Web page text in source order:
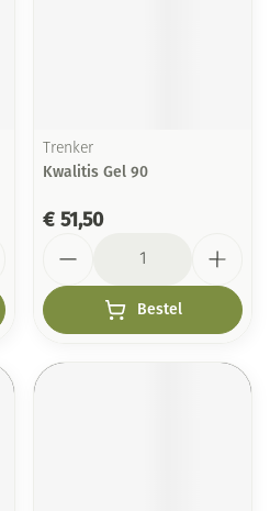
Trenker
Kwalitis Gel 90
€ 51,50
Bestel